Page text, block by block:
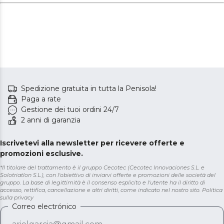
Spedizione gratuita in tutta la Penisola!
Paga a rate
Gestione dei tuoi ordini 24/7
2 anni di garanzia
Iscrivetevi alla newsletter per ricevere offerte e
promozioni esclusive.
*Il titolare del trattamento è il gruppo Cecotec (Cecotec Innovaciones S.L. e
Solotriatlon S.L.), con l'obiettivo di inviarvi offerte e promozioni delle società del
gruppo. La base di legittimità è il consenso esplicito e l'utente ha il diritto di
accesso, rettifica, cancellazione e altri diritti, come indicato nel nostro sito. Politica
sulla privacy
Correo electrónico